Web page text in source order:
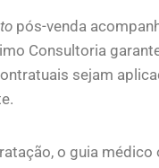
pós-venda
Consultoria
sejam
o guia médico